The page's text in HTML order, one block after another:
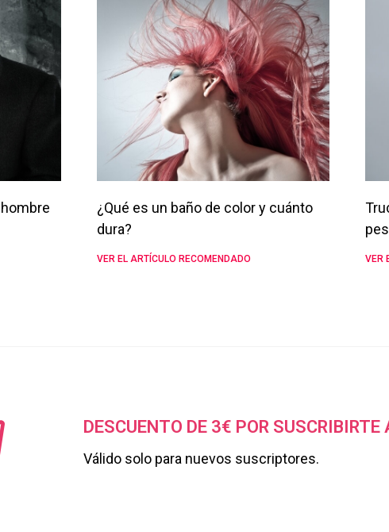
¿Qué es un baño de color y cuánto
dura?
VER EL ARTÍCULO RECOMENDADO VER
DESCUENTO DE 3€ POR SUSCRIBIRTE
Válido solo para nuevos suscriptores.